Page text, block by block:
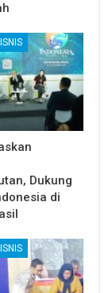
Dukung
di